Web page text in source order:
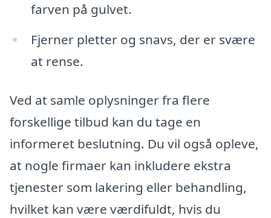
farven på gulvet.
Fjerner pletter og snavs, der er svære
at rense.
Ved at samle oplysninger fra flere
forskellige tilbud kan du tage en
informeret beslutning. Du vil også opleve,
at nogle firmaer kan inkludere ekstra
tjenester som lakering eller behandling,
hvilket kan være værdifuldt, hvis du